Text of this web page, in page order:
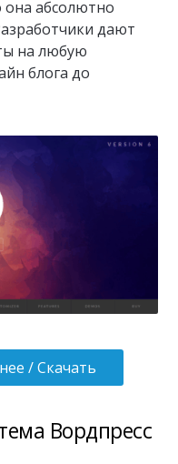
абсолютно
дают
на любую
блога до
/ Скачать
Вордпресс